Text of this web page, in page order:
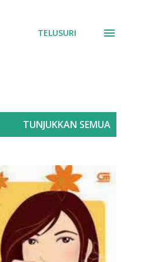
TELUSURI
TUNJUKKAN SEMUA